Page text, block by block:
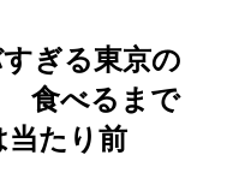
ぎる東京の
食べるまで
当たり前